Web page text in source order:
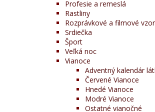
Profesie a remeslá
Rastliny
Rozprávkové a filmové
Srdiečka
Šport
Veľká noc
Vianoce
Adventný kalendár
Červené Vianoce
Hnedé Vianoce
Modré Vianoce
Ostatné vianočné